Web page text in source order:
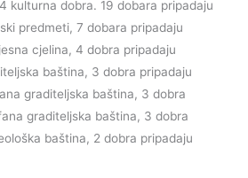
kulturna dobra. 19 dobara pripadaju
predmeti, 7 dobara pripadaju
cjelina, 4 dobra pripadaju
baština, 3 dobra pripadaju
graditeljska baština, 3 dobra
graditeljska baština, 3 dobra
baština, 2 dobra pripadaju